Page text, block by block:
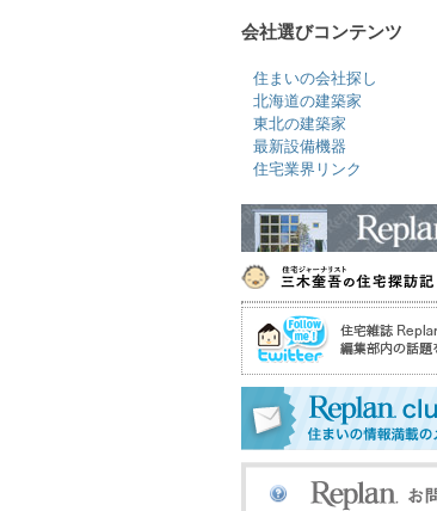
会社選びコンテンツ
住まいの会社探し
北海道の建築家
東北の建築家
最新設備機器
住宅業界リンク